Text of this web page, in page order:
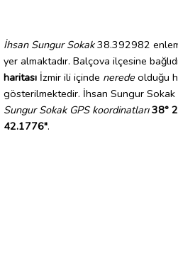
İhsan Sungur Sokak38.392982
yer almaktadır. Balçova ilçesine
haritası İzmir ili içinde nerede olduğu
gösterilmektedir. İhsan Sungur
Sungur Sokak GPS koordinatları 38°
42.1776".